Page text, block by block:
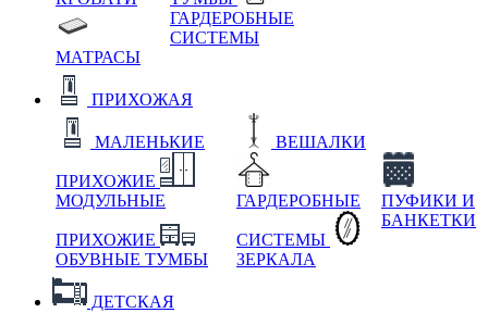
МАТРАСЫ
ГАРДЕРОБНЫЕ
СИСТЕМЫ
ПРИХОЖАЯ
МАЛЕНЬКИЕ
ПРИХОЖИЕ
МОДУЛЬНЫЕ
ПРИХОЖИЕ
ОБУВНЫЕ ТУМБЫ
ВЕШАЛКИ
ГАРДЕРОБНЫЕ
СИСТЕМЫ
ЗЕРКАЛА
ПУФИКИ И
БАНКЕТКИ
ДЕТСКАЯ